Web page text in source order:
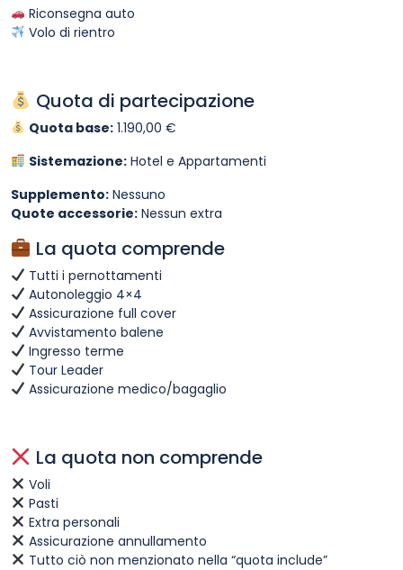
Riconsegna auto
Volo di rientro
Quota di partecipazione
Quota base:1.190,00 €
Sistemazione:Hotel e Appartamenti
Supplemento: Nessuno
Quote accessorie: Nessun extra
La quota comprende
Tutti i pernottamenti
Autonoleggio 4×4
Assicurazione full cover
Avvistamento balene
Ingresso terme
Tour Leader
Assicurazione medico/bagaglio
La quota non comprende
Voli
Pasti
Extra personali
Assicurazione annullamento
Tutto ciò non menzionato nella “quota include”